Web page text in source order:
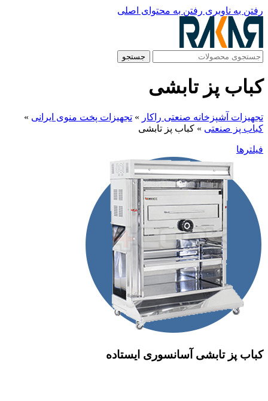
رفتن به ناوبری رفتن به محتوای اصلی
جستجو
کباب پز تابشی
تجهیزات آشپزخانه صنعتی راکار » تجهیزات پخت منوی ایرانی »
کباب پز صنعتی » کباب پز تابشی
فیلترها
کباب پز تابشی آسانسوری ایستاده